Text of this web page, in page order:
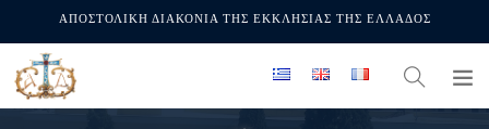
ΑΠΟΣΤΟΛΙΚΗ ΔΙΑΚΟΝΙΑ ΤΗΣ ΕΚΚΛΗΣΙΑΣ ΤΗΣ ΕΛΛΑΔΟΣ